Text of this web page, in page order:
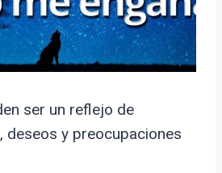
ser un reflejo de
deseos y preocupaciones